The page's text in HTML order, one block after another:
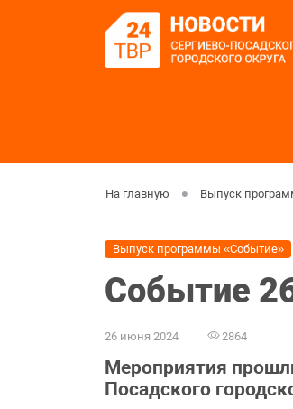
На главную Выпуск
Выпуск программы «Событие»
Событие
26 июня 2024 2864
Мероприятия
Посадского